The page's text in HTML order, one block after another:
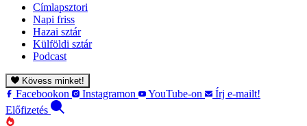
Címlapsztori
Napi friss
Hazai sztár
Külföldi sztár
Podcast
Kövess minket!
Facebookon Instagramon YouTube-on
Írj e-mailt!
Előfizetés